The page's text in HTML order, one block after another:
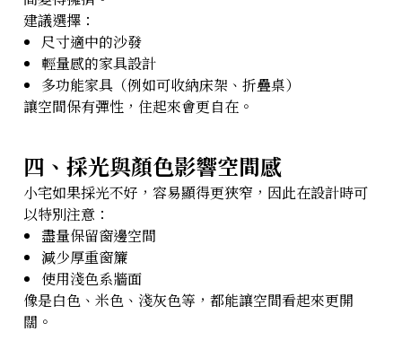
建議選擇：
尺寸適中的沙發
輕量感的家具設計
多功能家具（例如可收納床架、折疊桌）
讓空間保有彈性，住起來會更自在。
四、採光與顏色影響空間感
小宅如果採光不好，容易顯得更狹窄，因此在設計時可
以特別注意：
盡量保留窗邊空間
減少厚重窗簾
使用淺色系牆面
像是白色、米色、淺灰色等，都能讓空間看起來更開
闊。